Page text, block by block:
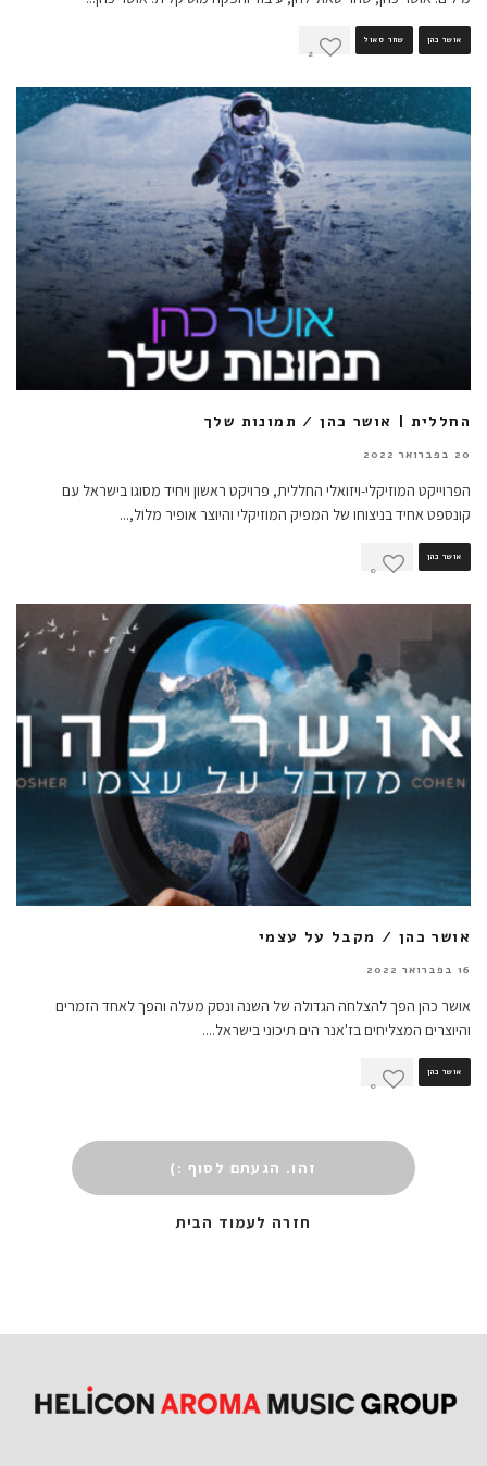
אושר כהן שחר סאול
2
החללית | אושר כהן / תמונות שלך
20 בפברואר 2022
הפרוייקט המוזיקלי-ויזואלי החללית, פרויקט ראשון ויחיד מסוגו בישראל עם
קונספט אחיד בניצוחו של המפיק המוזיקלי והיוצר אופיר מלול,...
אושר כהן
0
אושר כהן / מקבל על עצמי
16 בפברואר 2022
אושר כהן הפך להצלחה הגדולה של השנה ונסק מעלה והפך לאחד הזמרים
והיוצרים המצליחים בז'אנר הים תיכוני בישראל....
אושר כהן
0
זהו. הגעתם לסוף :)
חזרה לעמוד הבית